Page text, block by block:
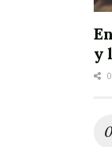
la guerra
Holder ha
y